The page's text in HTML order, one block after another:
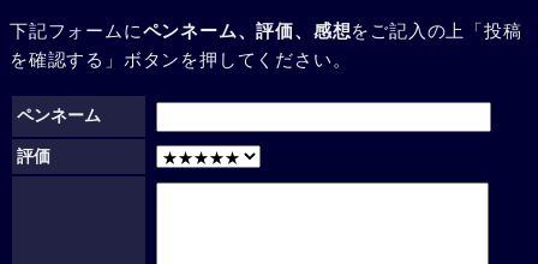
下記フォームにペンネーム、評価、感想をご記入の上「投稿
を確認する」ボタンを押してください。
ペンネーム
評価